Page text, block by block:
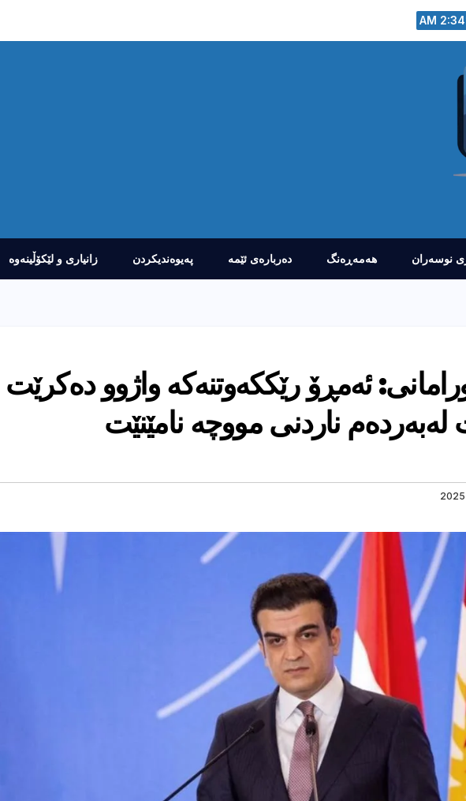
نوسەران هەمەڕەنگ دەربارەى ئێمە پەیوەندیکردن زانیارى و لێکۆڵینەوە
ئەمڕۆ رێککەوتنەکە واژوو دەکرێت
ناردنی مووچە نامێنێت